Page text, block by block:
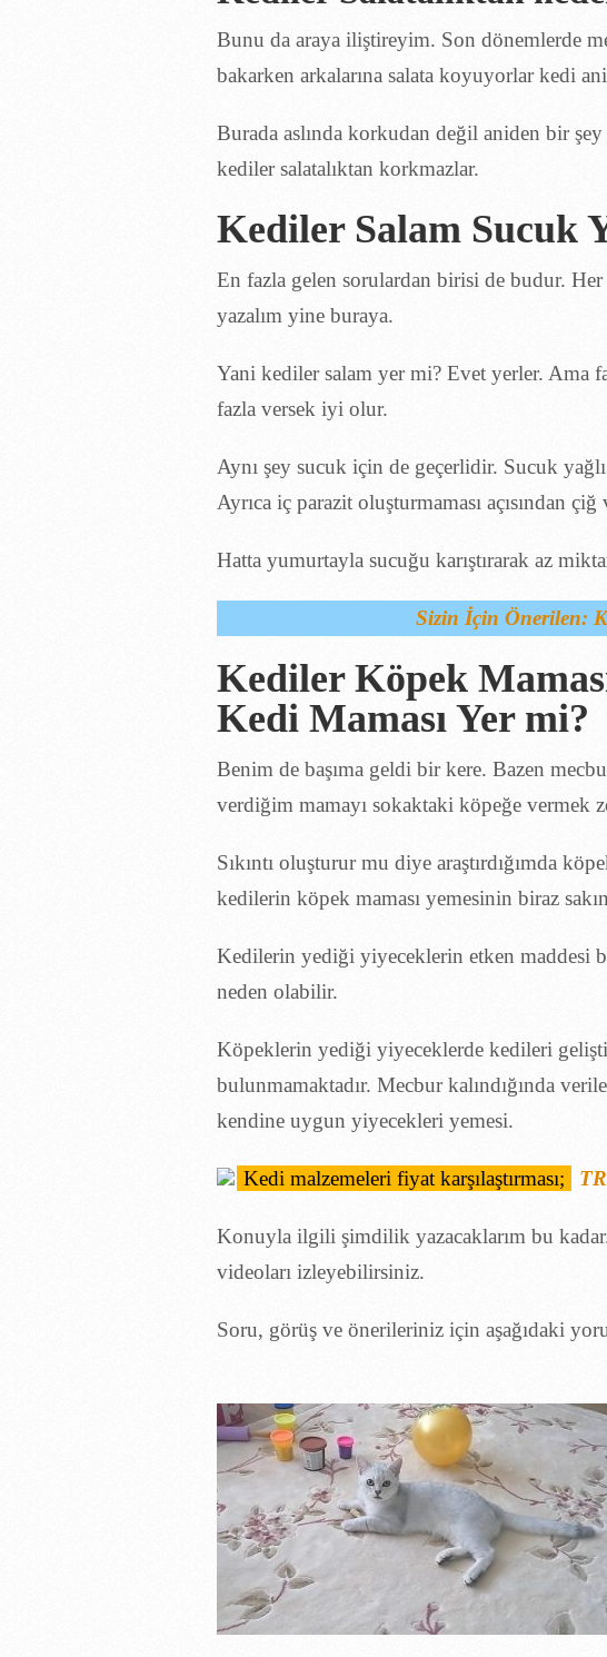
bakarken arkalarına salata koyuyorlar kedi
kediler salatalıktan korkmazlar.
En fazla gelen sorulardan birisi de budur.
yazalım yine buraya.
fazla versek iyi olur.
Ayrıca iç parazit oluşturmaması açısından
Kediler Köpek
Kedi Maması Yer mi?
Benim de başıma geldi bir kere. Bazen
verdiğim mamayı sokaktaki köpeğe vermek
kedilerin köpek maması yemesinin biraz
neden olabilir.
bulunmamaktadır. Mecbur kalındığında
kendine uygun yiyecekleri yemesi.
videoları izleyebilirsiniz.